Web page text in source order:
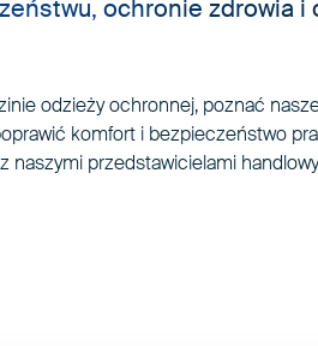
ochronie zdrowia i
odzieży ochronnej, poznać
komfort i bezpieczeństwo
naszymi przedstawicielami